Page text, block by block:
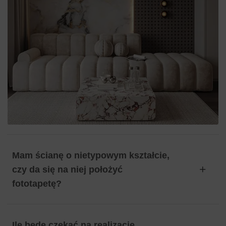
Mam ścianę o nietypowym kształcie,
czy da się na niej położyć
fototapetę?